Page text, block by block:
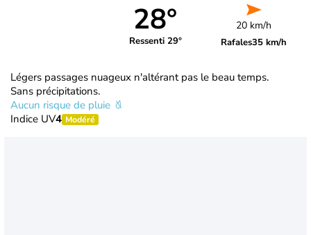
28°
Ressenti 29°
20 km/h
Rafales35 km/h
Légers passages nuageux n'altérant pas le beau temps.
Sans précipitations.
Aucun risque de pluie
Indice UV4 Modéré